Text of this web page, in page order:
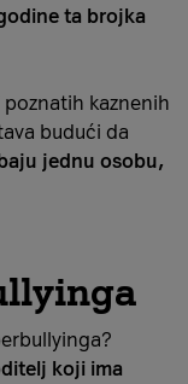
ta brojka
kaznenih
budući da
jednu osobu,
koji ima